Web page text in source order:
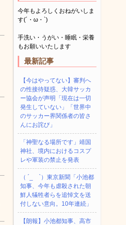
今年もよろしくおねがいしま
す(´・ω・`)
手洗い・うがい・睡眠・栄養
もお願いいたします
最新記事
【今はやってない】審判へ
の性接待疑惑、大韓サッカ
ー協会が声明「現在は一切
発生していない」「世界中
のサッカー界関係者の皆さ
んにお詫び」
「神聖なる場所です」靖国
神社、境内におけるコスプ
レや軍装の禁止を発表
（ ´_ゝ`）東京新聞「小池都
知事、今年も虐殺された朝
鮮人犠牲者らを追悼文を送
付しない意向。10年連続」
【朗報】小池都知事、高市